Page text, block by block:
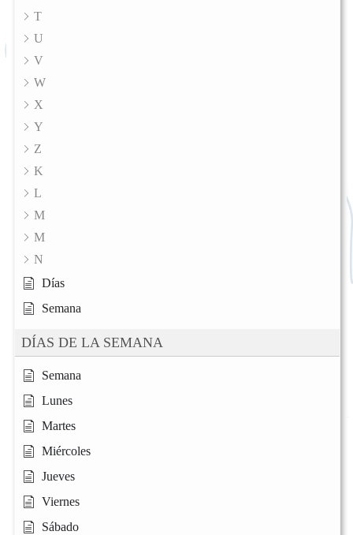
T
U
V
W
X
Y
Z
K
L
M
M
N
Días
Semana
DÍAS DE LA SEMANA
Semana
Lunes
Martes
Miércoles
Jueves
Viernes
Sábado